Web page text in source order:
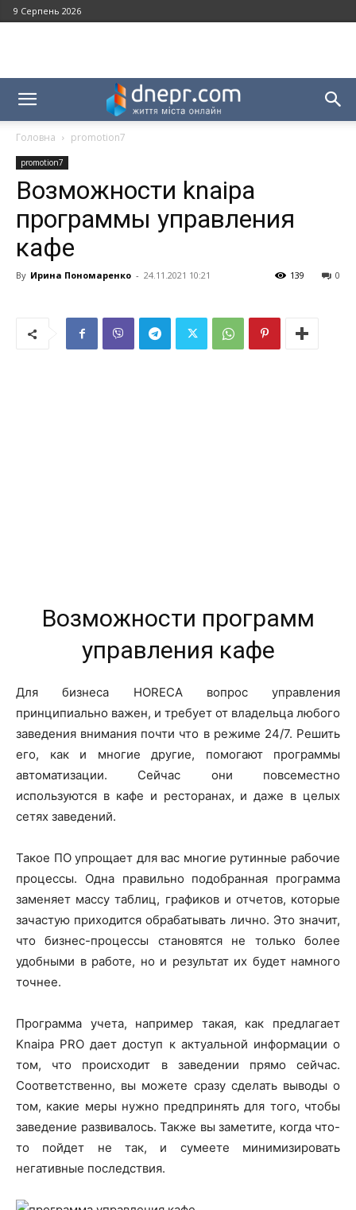
9 Серпень 2026
Головна promotion7
promotion7
Возможности knaipa
программы управления
кафе
By Ирина Пономаренко - 24.11.2021 10:21 0
139
Возможности программ
управления кафе
Для бизнеса HORECA вопрос управления
принципиально важен, и требует от владельца любого
заведения внимания почти что в режиме 24/7. Решить
его, как и многие другие, помогают программы
автоматизации. Сейчас они повсеместно
используются в кафе и ресторанах, и даже в целых
сетях заведений.
Такое ПО упрощает для вас многие рутинные рабочие
процессы. Одна правильно подобранная программа
заменяет массу таблиц, графиков и отчетов, которые
зачастую приходится обрабатывать лично. Это значит,
что бизнес-процессы становятся не только более
удобными в работе, но и результат их будет намного
точнее.
Программа учета, например такая, как предлагает
Knaipa PRO дает доступ к актуальной информации о
том, что происходит в заведении прямо сейчас.
Соответственно, вы можете сразу сделать выводы о
том, какие меры нужно предпринять для того, чтобы
заведение развивалось. Также вы заметите, когда что-
то пойдет не так, и сумеете минимизировать
негативные последствия.